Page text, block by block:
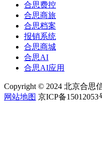
合思费控
合思商旅
合思档案
报销系统
合思商城
合思AI
合思AI应用
Copyright © 2024 北京合思
网站地图 京ICP备15012053